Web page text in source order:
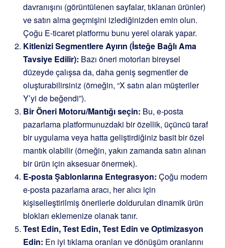
davranışını (görüntülenen sayfalar, tıklanan ürünler)
ve satın alma geçmişini izlediğinizden emin olun.
Çoğu E-ticaret platformu bunu yerel olarak yapar.
Kitlenizi Segmentlere Ayırın (İsteğe Bağlı Ama
Tavsiye Edilir): Bazı öneri motorları bireysel
düzeyde çalışsa da, daha geniş segmentler de
oluşturabilirsiniz (örneğin, “X satın alan müşteriler
Y’yi de beğendi”).
Bir Öneri Motoru/Mantığı seçin: Bu, e-posta
pazarlama platformunuzdaki bir özellik, üçüncü taraf
bir uygulama veya hatta geliştirdiğiniz basit bir özel
mantık olabilir (örneğin, yakın zamanda satın alınan
bir ürün için aksesuar önermek).
E-posta Şablonlarına Entegrasyon: Çoğu modern
e-posta pazarlama aracı, her alıcı için
kişiselleştirilmiş önerilerle doldurulan dinamik ürün
blokları eklemenize olanak tanır.
Test Edin, Test Edin, Test Edin ve Optimizasyon
Edin: En iyi tıklama oranları ve dönüşüm oranlarını